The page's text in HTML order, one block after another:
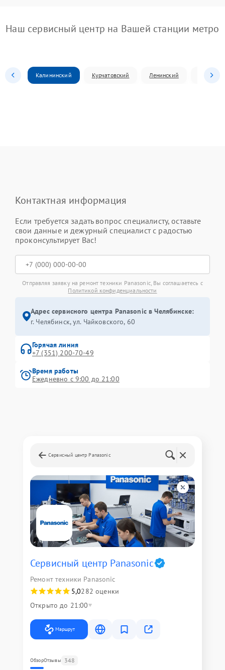
Наш сервисный центр на Вашей станции метро
Калининский Курчатовский Ленинский
Контактная информация
Если требуется задать вопрос специалисту, оставьте
свои данные и дежурный специалист с радостью
проконсультирует Вас!
Отправляя заявку на ремонт техники Panasonic, Вы соглашаетесь с
Политикой конфиденциальности
Адрес сервисного центра Panasonic в Челябинске:
г. Челябинск, ул. Чайковского, 60
Горячая линия
+7 (351) 200-70-49
Время работы
Ежедневно с 9:00 до 21:00
Сервисный центр Panasonic
Сервисный центр Panasonic
Ремонт техники Panasonic
5,0282 оценки
Открыто до 21:00
Маршрут
ОбзорОтзывы 348